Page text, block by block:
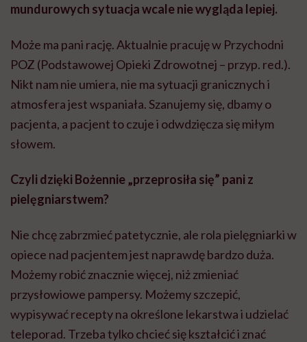
mundurowych sytuacja wcale nie wygląda lepiej.
Może ma pani rację. Aktualnie pracuję w Przychodni
POZ (Podstawowej Opieki Zdrowotnej – przyp. red.).
Nikt nam nie umiera, nie ma sytuacji granicznych i
atmosfera jest wspaniała. Szanujemy się, dbamy o
pacjenta, a pacjent to czuje i odwdzięcza się miłym
słowem.
Czyli dzięki Bożennie„przeprosiła się” pani z
pielęgniarstwem?
Nie chcę zabrzmieć patetycznie, ale rola pielęgniarki w
opiece nad pacjentem jest naprawdę bardzo duża.
Możemy robić znacznie więcej, niż zmieniać
przysłowiowe pampersy. Możemy szczepić,
wypisywać recepty na określone lekarstwa i udzielać
teleporad. Trzeba tylko chcieć się kształcić i znać